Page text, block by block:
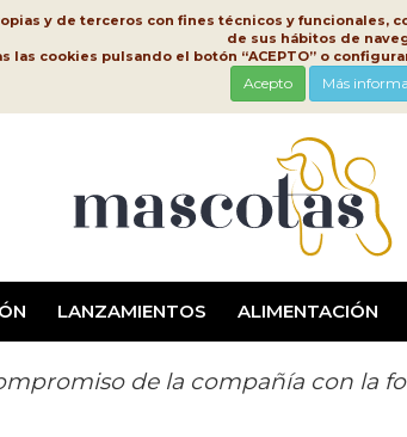
y de terceros con fines técnicos y
de sus hábitos de
las cookies pulsando el botón “ACEPTO” o
Acepto Más
LANZAMIENTOS ALIMENTACIÓN
de la compañía con la